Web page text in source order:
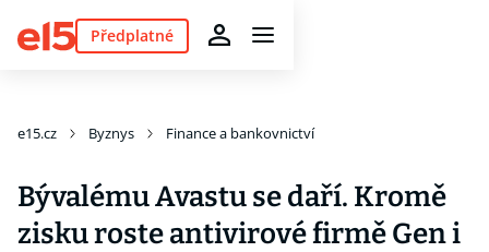
Předplatné
e15.cz Byznys Finance a bankovnictví
Bývalému Avastu se daří. Kromě
zisku roste antivirové firmě Gen i